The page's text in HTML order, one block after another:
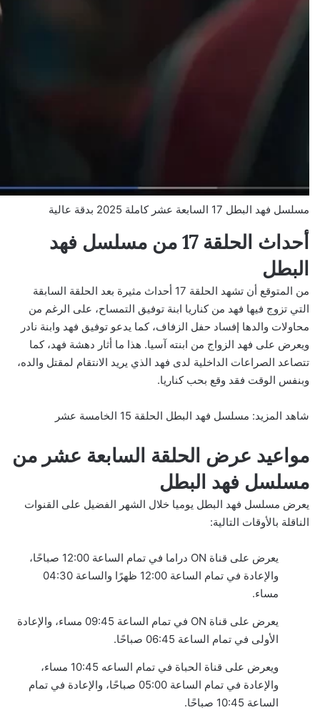
مسلسل فهد البطل 17 السابعة عشر كاملة 2025 بدقة عالية
أحداث الحلقة 17 من مسلسل فهد
البطل
من المتوقع أن تشهد الحلقة 17 أحداث مثيرة بعد الحلقة السابقة
التي تزوج فيها فهد من كناريا ابنة توفيق التمساح، على الرغم من
محاولات والدها إفساد حفل الزفاف، كما يدعو توفيق فهد وابنة نادر
ويعرض على فهد الزواج من ابنته آسيا. هذا ما أثار دهشة فهد، كما
تتصاعد الصراعات الداخلية لدى فهد الذي يريد الانتقام لمقتل والده،
وبنفس الوقت فقد وقع بحب كناريا.
شاهد المزيد: مسلسل فهد البطل الحلقة 15 الخامسة عشر
مواعيد عرض الحلقة السابعة عشر من
مسلسل فهد البطل
يعرض مسلسل فهد البطل يوميا خلال الشهر الفضيل على القنوات
الناقلة بالأوقات التالية:
يعرض على قناة ON دراما في تمام الساعة 12:00 صباحًا،
والإعادة في تمام الساعة 12:00 ظهرًا والساعة 04:30
مساء.
يعرض على قناة ON في تمام الساعة 09:45 مساء، والإعادة
الأولى في تمام الساعة 06:45 صباحًا.
ويعرض على قناة الحباة في تمام الساعه 10:45 مساء،
والإعادة في تمام الساعة 05:00 صباحًا، والإعادة في تمام
الساعة 10:45 صباحًا.